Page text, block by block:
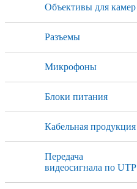
Объективы для камер
Разъемы
Микрофоны
Блоки питания
Кабельная продукция
Передача
видеосигнала по UTP